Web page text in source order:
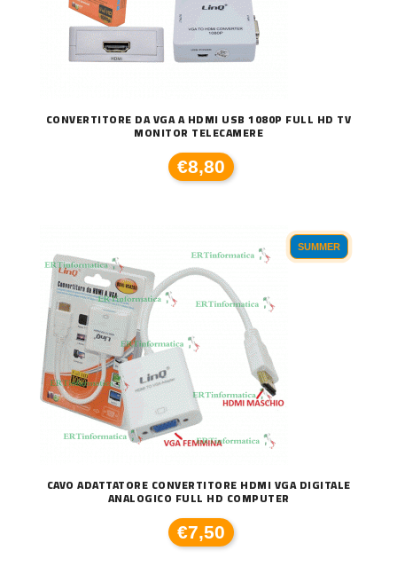
CONVERTITORE DA VGA A HDMI USB 1080P FULL HD TV
MONITOR TELECAMERE
€8,80
SUMMER
CAVO ADATTATORE CONVERTITORE HDMI VGA DIGITALE
ANALOGICO FULL HD COMPUTER
€7,50